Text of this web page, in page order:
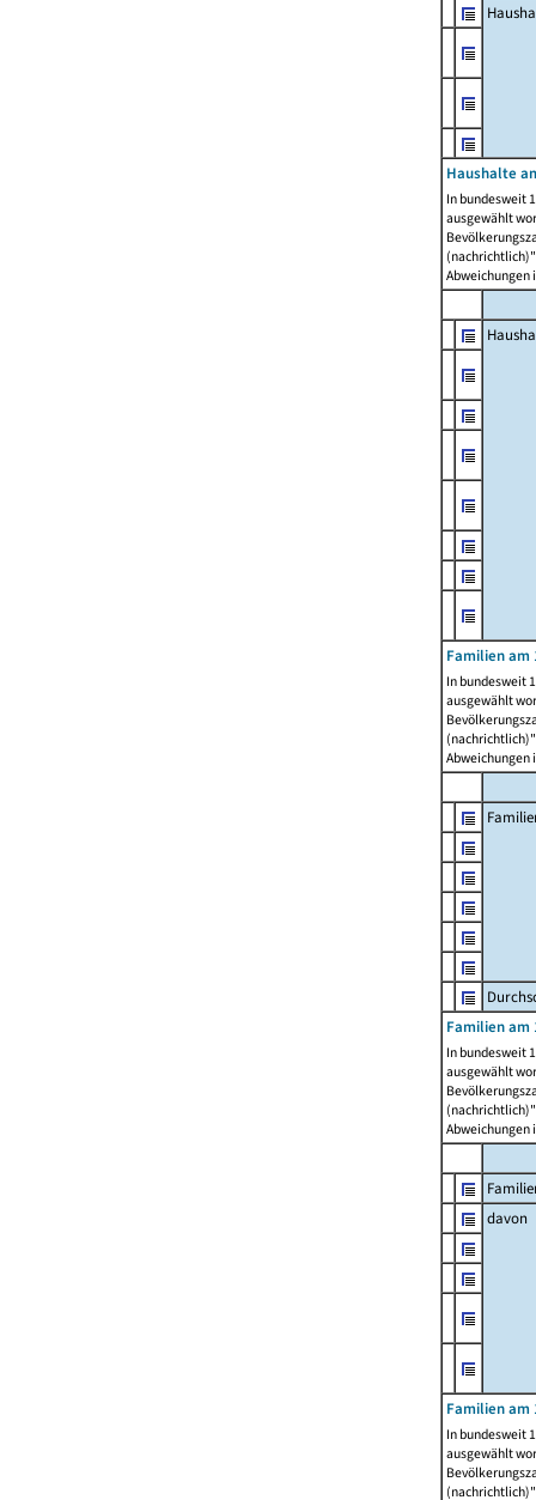
Haushalte
In bundesweit
ausgewählt
Abweichungen
Familien am
In bundesweit
ausgewählt
Abweichungen
Familien am
In bundesweit
ausgewählt
Abweichungen
davon
Familien am
In bundesweit
ausgewählt